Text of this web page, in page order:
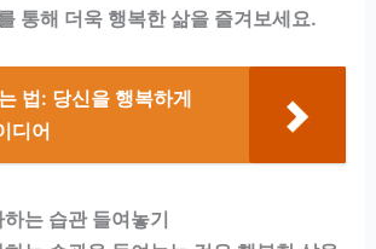
통해 더욱 행복한 삶을 즐겨보세요.
법: 당신을 행복하게
디어
는 습관 들여놓기